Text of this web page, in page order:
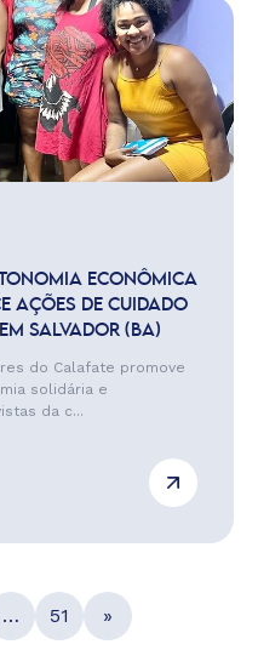
ECONÔMICA
AÇÕES DE CUIDADO
SALVADOR (BA)
do Calafate promove
solidária e
da c...
… 51 »